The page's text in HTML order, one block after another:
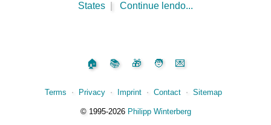
States
Continue lendo...
🏠 📚 🎁 🧑 💌
Terms ⋅ Privacy ⋅ Imprint ⋅ Contact ⋅ Sitemap
©️1995‑2026 Philipp Winterberg